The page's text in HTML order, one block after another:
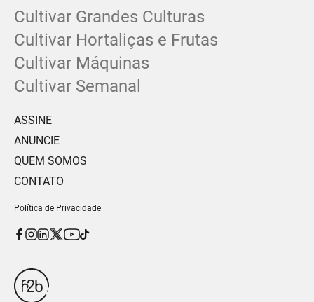
Cultivar Grandes Culturas
Cultivar Hortaliças e Frutas
Cultivar Máquinas
Cultivar Semanal
ASSINE
ANUNCIE
QUEM SOMOS
CONTATO
Política de Privacidade